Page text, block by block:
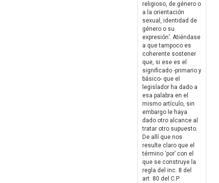
religioso, de género o
a la orientación
sexual, identidad de
género o su
expresión’. Atiéndase
a que tampoco es
coherente sostener
que, si ese es el
significado -primario y
básico- que el
legislador ha dado a
esa palabra en el
mismo artículo, sin
embargo le haya
dado otro alcance al
tratar otro supuesto.
De allí que nos
resulte claro que el
término ‘por’ con el
que se construye la
regla del inc. 8 del
art. 80 del C.P.